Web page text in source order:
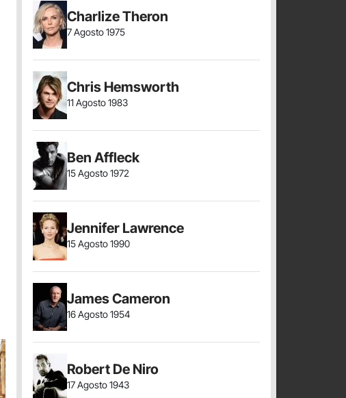
Charlize Theron
7 Agosto 1975
Chris Hemsworth
11 Agosto 1983
Ben Affleck
15 Agosto 1972
Jennifer Lawrence
15 Agosto 1990
James Cameron
16 Agosto 1954
Robert De Niro
17 Agosto 1943